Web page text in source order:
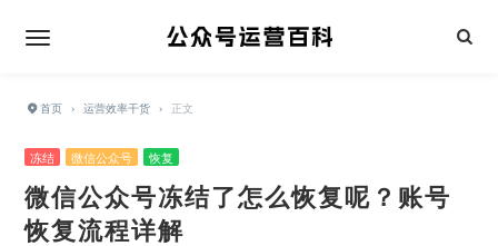
首页 › 运营效率干货 › 正文
冻结 微信公众号 恢复
微信公众号冻结了怎么恢复呢？账号
恢复流程详解